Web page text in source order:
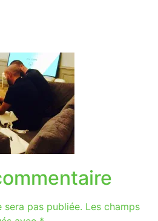
sera pas publiée. Les champs